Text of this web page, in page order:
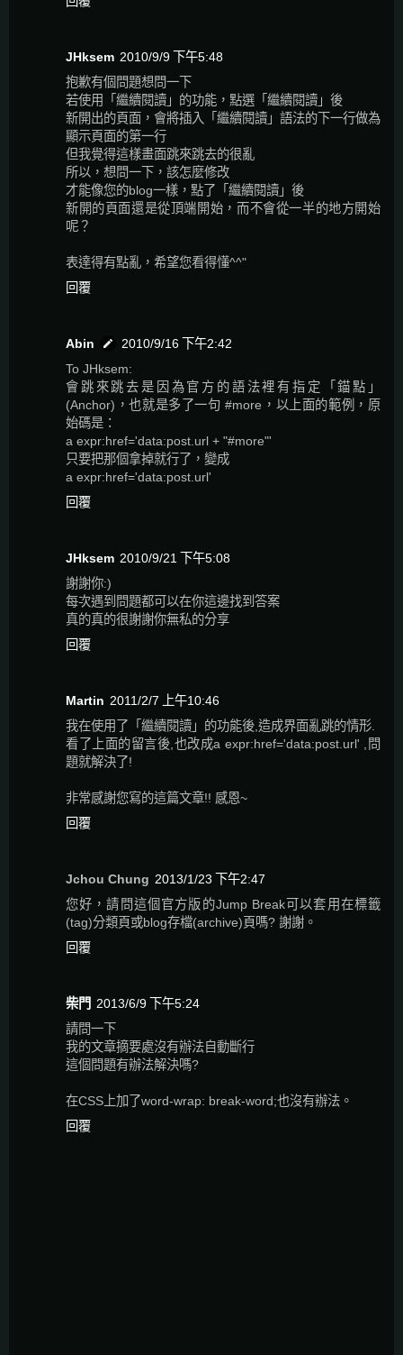
JHksem 2010/9/9 下午5:48
抱歉有個問題想問一下
若使用「繼續閱讀」的功能，點選「繼續閱讀」後
新開出的頁面，會將插入「繼續閱讀」語法的下一行做為
顯示頁面的第一行
但我覺得這樣畫面跳來跳去的很亂
所以，想問一下，該怎麼修改
才能像您的blog一樣，點了「繼續閱讀」後
新開的頁面還是從頂端開始，而不會從一半的地方開始
呢？
表達得有點亂，希望您看得懂^^"
回覆
Abin
2010/9/16 下午2:42
To JHksem:
會跳來跳去是因為官方的語法裡有指定「錨點」
(Anchor)，也就是多了一句 #more，以上面的範例，原
始碼是：
a expr:href='data:post.url + "#more"'
只要把那個拿掉就行了，變成
a expr:href='data:post.url'
回覆
JHksem 2010/9/21 下午5:08
謝謝你:)
每次遇到問題都可以在你這邊找到答案
真的真的很謝謝你無私的分享
回覆
Martin 2011/2/7 上午10:46
我在使用了「繼續閱讀」的功能後,造成界面亂跳的情形.
看了上面的留言後,也改成a expr:href='data:post.url' ,問
題就解決了!
非常感謝您寫的這篇文章!! 感恩~
回覆
Jchou Chung 2013/1/23 下午2:47
您好，請問這個官方版的Jump Break可以套用在標籤
(tag)分類頁或blog存檔(archive)頁嗎? 謝謝。
回覆
柴門 2013/6/9 下午5:24
請問一下
我的文章摘要處沒有辦法自動斷行
這個問題有辦法解決嗎?
在CSS上加了word-wrap: break-word;也沒有辦法。
回覆